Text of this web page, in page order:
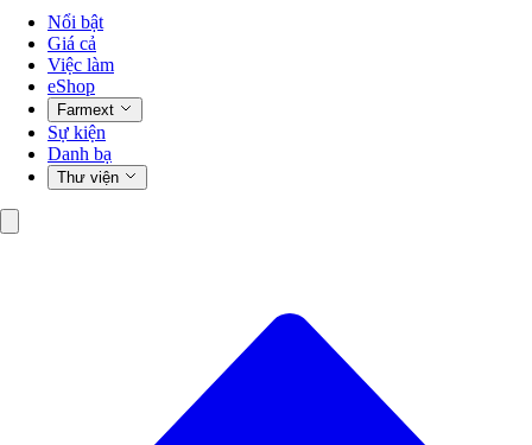
Nổi bật
Giá cả
Việc làm
eShop
Farmext
Sự kiện
Danh bạ
Thư viện